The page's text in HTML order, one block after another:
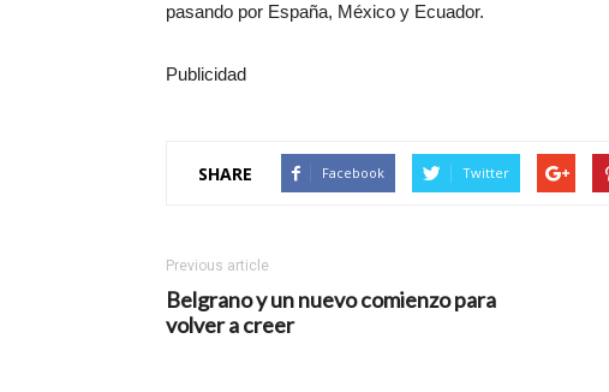
pasando por España, México y Ecuador.
Publicidad
SHARE Facebook Twitter
Previous article
Belgrano y un nuevo comienzo para
volver a creer